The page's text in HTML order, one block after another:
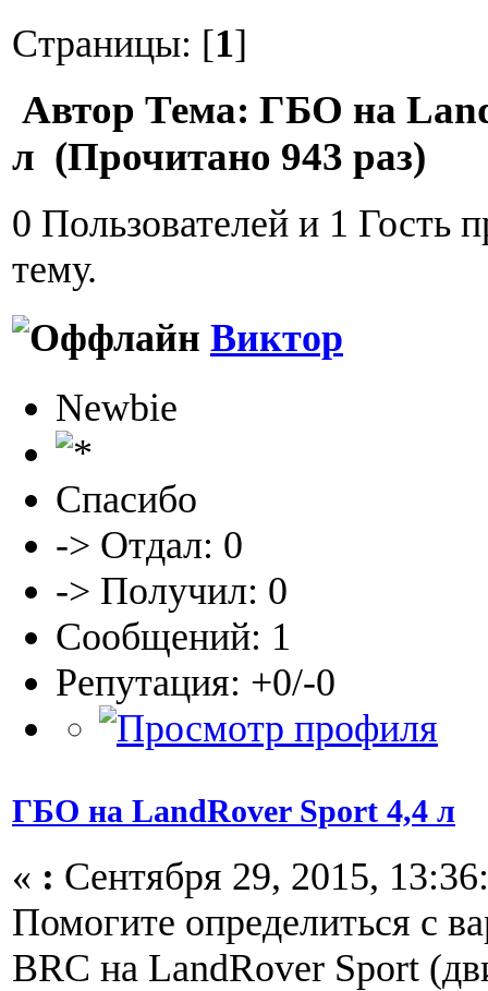
Страницы: [1]
Автор Тема: ГБО на
л (Прочитано 943 раз)
0 Пользователей и 1 Гость
тему.
Виктор
Newbie
Спасибо
-> Отдал: 0
-> Получил: 0
Сообщений: 1
Репутация: +0/-0
ГБО на LandRover Sport 4,4 л
« : Сентября 29, 2015,
Помогите определиться с
BRC на LandRover Sport